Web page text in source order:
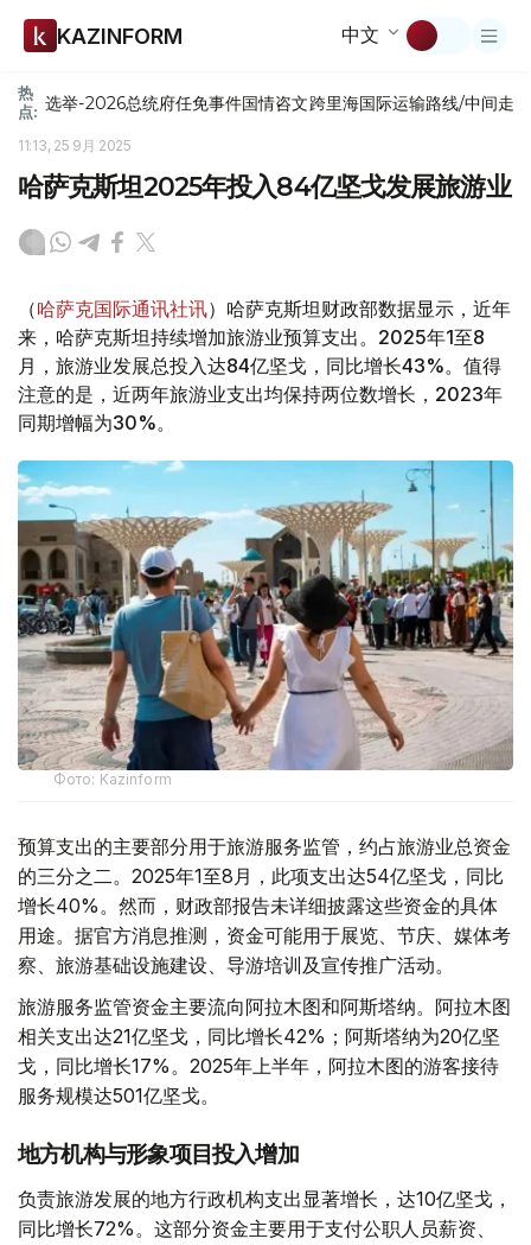
KAZINFORM 中文
热
点: 选举-2026总统府任免事件国情咨文跨里海国际运输路线/中间走廊
11:13, 25 9月 2025
哈萨克斯坦2025年投入84亿坚戈发展旅游业
（哈萨克国际通讯社讯）哈萨克斯坦财政部数据显示，近年
来，哈萨克斯坦持续增加旅游业预算支出。2025年1至8
月，旅游业发展总投入达84亿坚戈，同比增长43%。值得
注意的是，近两年旅游业支出均保持两位数增长，2023年
同期增幅为30%。
Фото: Kazinform
预算支出的主要部分用于旅游服务监管，约占旅游业总资金
的三分之二。2025年1至8月，此项支出达54亿坚戈，同比
增长40%。然而，财政部报告未详细披露这些资金的具体
用途。据官方消息推测，资金可能用于展览、节庆、媒体考
察、旅游基础设施建设、导游培训及宣传推广活动。
旅游服务监管资金主要流向阿拉木图和阿斯塔纳。阿拉木图
相关支出达21亿坚戈，同比增长42%；阿斯塔纳为20亿坚
戈，同比增长17%。2025年上半年，阿拉木图的游客接待
服务规模达501亿坚戈。
地方机构与形象项目投入增加
负责旅游发展的地方行政机构支出显著增长，达10亿坚戈，
同比增长72%。这部分资金主要用于支付公职人员薪资、